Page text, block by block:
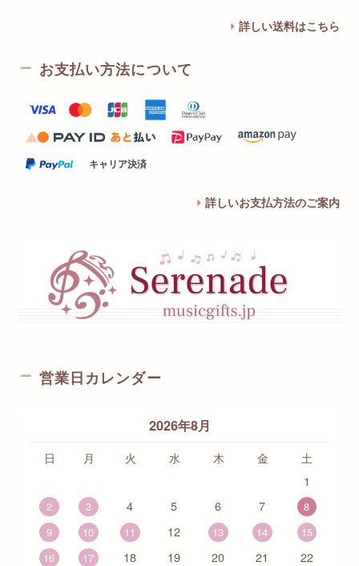
詳しい送料はこちら
お支払い方法について
キャリア決済
詳しいお支払方法のご案内
営業日カレンダー
2026年8月
日 月 火 水 木 金
土
1
2 3 4 5 6 7
8
9
10 11 12 13 14
15
16
17 18 19 20 21 22